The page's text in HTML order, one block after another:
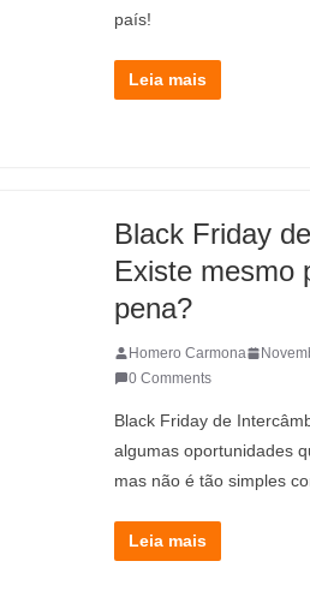
país!
Leia mais
Black Friday
Existe mesmo
pena?
Homero Carmona
0 Comments
Black Friday de
algumas oportunidades
mas não é tão simples
Leia mais